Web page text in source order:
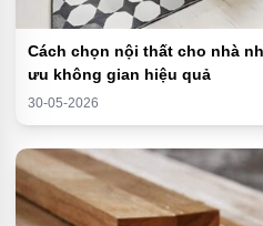
Cách chọn nội thất cho nhà
ưu không gian hiệu quả
30-05-2026